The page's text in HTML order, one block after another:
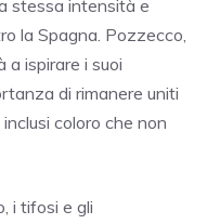
stessa intensità e
la Spagna. Pozzecco,
a ispirare i suoi
di rimanere uniti
coloro che non
i tifosi e gli